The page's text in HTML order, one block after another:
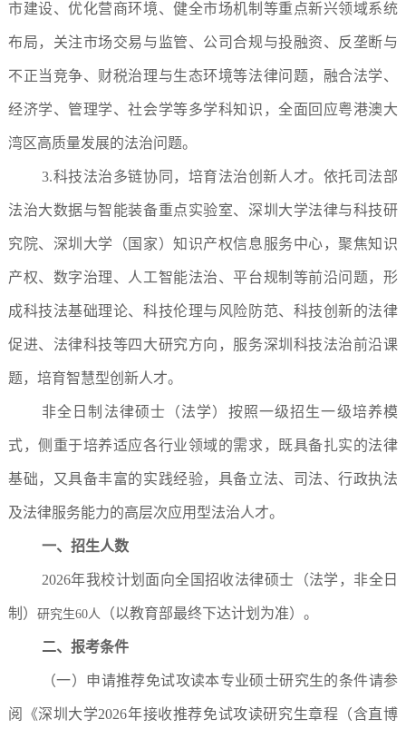
市建设、优化营商环境、健全市场机制等重点新兴领域系统
布局，关注市场交易与监管、公司合规与投融资、反垄断与
不正当竞争、财税治理与生态环境等法律问题，融合法学、
经济学、管理学、社会学等多学科知识，全面回应粤港澳大
湾区高质量发展的法治问题。
3.科技法治多链协同，培育法治创新人才。依托司法部
法治大数据与智能装备重点实验室、深圳大学法律与科技研
究院、深圳大学（国家）知识产权信息服务中心，聚焦知识
产权、数字治理、人工智能法治、平台规制等前沿问题，形
成科技法基础理论、科技伦理与风险防范、科技创新的法律
促进、法律科技等四大研究方向，服务深圳科技法治前沿课
题，培育智慧型创新人才。
非全日制法律硕士（法学）按照一级招生一级培养模
式，侧重于培养适应各行业领域的需求，既具备扎实的法律
基础，又具备丰富的实践经验，具备立法、司法、行政执法
及法律服务能力的高层次应用型法治人才。
一、招生人数
2026年我校计划面向全国招收法律硕士（法学，非全日
制） 研究生60人 （以教育部最终下达计划为准）。
二、报考条件
（一）申请推荐免试攻读本专业硕士研究生的条件请参
阅《深圳大学2026年接收推荐免试攻读研究生章程（含直博